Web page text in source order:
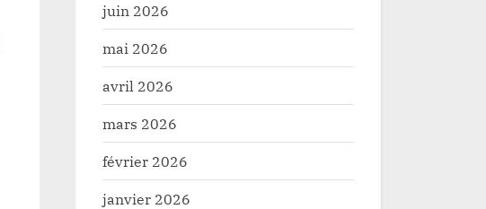
juin 2026
mai 2026
avril 2026
mars 2026
février 2026
janvier 2026